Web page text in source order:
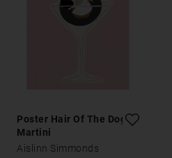
Poster Hair Of The Dog
Martini
Aislinn Simmonds